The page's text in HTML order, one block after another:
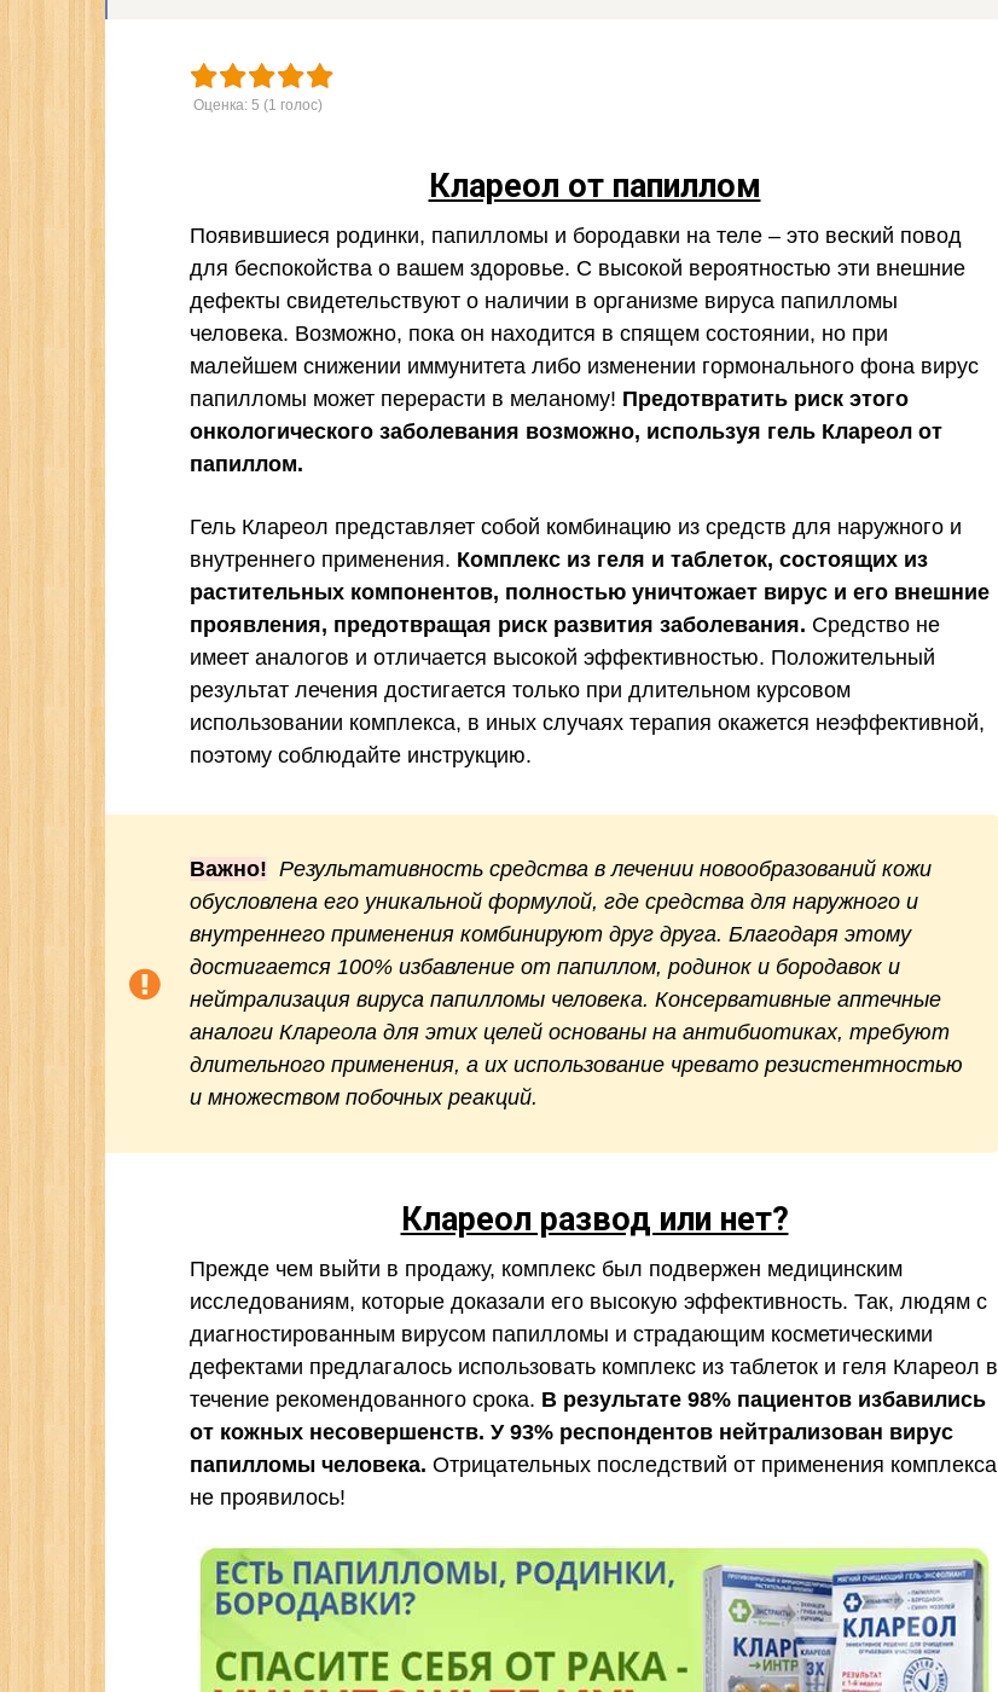
Оценка: 5 (1 голос)
Клареол от папиллом
Появившиеся родинки, папилломы и бородавки на теле – это веский повод
для беспокойства о вашем здоровье. С высокой вероятностью эти внешние
дефекты свидетельствуют о наличии в организме вируса папилломы
человека. Возможно, пока он находится в спящем состоянии, но при
малейшем снижении иммунитета либо изменении гормонального фона вирус
папилломы может перерасти в меланому! Предотвратить риск этого
онкологического заболевания возможно, используя гель Клареол от
папиллом.
Гель Клареол представляет собой комбинацию из средств для наружного и
внутреннего применения. Комплекс из геля и таблеток, состоящих из
растительных компонентов, полностью уничтожает вирус и его внешние
проявления, предотвращая риск развития заболевания. Средство не
имеет аналогов и отличается высокой эффективностью. Положительный
результат лечения достигается только при длительном курсовом
использовании комплекса, в иных случаях терапия окажется неэффективной,
поэтому соблюдайте инструкцию.
Важно! Результативность средства в лечении новообразований кожи
обусловлена его уникальной формулой, где средства для наружного и
внутреннего применения комбинируют друг друга. Благодаря этому
достигается 100% избавление от папиллом, родинок и бородавок и
нейтрализация вируса папилломы человека. Консервативные аптечные
аналоги Клареола для этих целей основаны на антибиотиках, требуют
длительного применения, а их использование чревато резистентностью
и множеством побочных реакций.
Клареол развод или нет?
Прежде чем выйти в продажу, комплекс был подвержен медицинским
исследованиям, которые доказали его высокую эффективность. Так, людям с
диагностированным вирусом папилломы и страдающим косметическими
дефектами предлагалось использовать комплекс из таблеток и геля Клареол в
течение рекомендованного срока. В результате 98% пациентов избавились
от кожных несовершенств. У 93% респондентов нейтрализован вирус
папилломы человека. Отрицательных последствий от применения комплекса
не проявилось!